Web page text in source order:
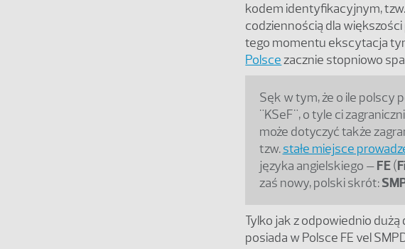
kodem identyfikacyjnym,
codziennością dla
tego momentu ekscytacja
Polscezacznie stopniowo
Sęk w tym, że o ile polscy
"KSeF", o tyle ci
może dotyczyć także
tzw.stałe miejsce
języka angielskiego –FE(
zaś nowy, polski skrót:
Tylko jak z odpowiednio
posiada w Polsce FE vel